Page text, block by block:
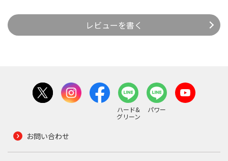
レビューを書く
ハード&
グリーン
パワー
お問い合わせ